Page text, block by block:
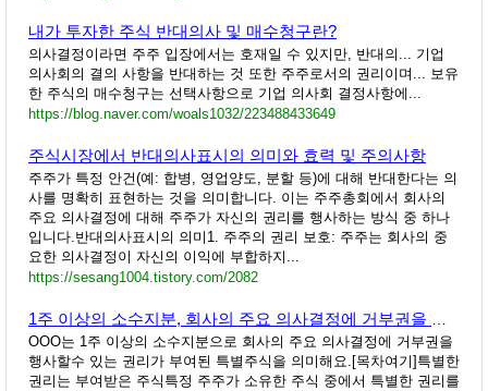
내가 투자한 주식 반대의사 및 매수청구란?
의사결정이라면 주주 입장에서는 호재일 수 있지만, 반대의... 기업
의사회의 결의 사항을 반대하는 것 또한 주주로서의 권리이며... 보유
한 주식의 매수청구는 선택사항으로 기업 의사회 결정사항에...
https://blog.naver.com/woals1032/223488433649
주식시장에서 반대의사표시의 의미와 효력 및 주의사항
주주가 특정 안건(예: 합병, 영업양도, 분할 등)에 대해 반대한다는 의
사를 명확히 표현하는 것을 의미합니다. 이는 주주총회에서 회사의
주요 의사결정에 대해 주주가 자신의 권리를 행사하는 방식 중 하나
입니다.반대의사표시의 의미1. 주주의 권리 보호: 주주는 회사의 중
요한 의사결정이 자신의 이익에 부합하지...
https://sesang1004.tistory.com/2082
OOO는 1주 이상의 소수지분으로 회사의 주요 의사결정에 거부권을
행사할수 있는 권리가 부여된 특별주식을 의미해요.[목차여기]특별한
권리는 부여받은 주식특정 주주가 소유한 주식 중에서 특별한 권리를